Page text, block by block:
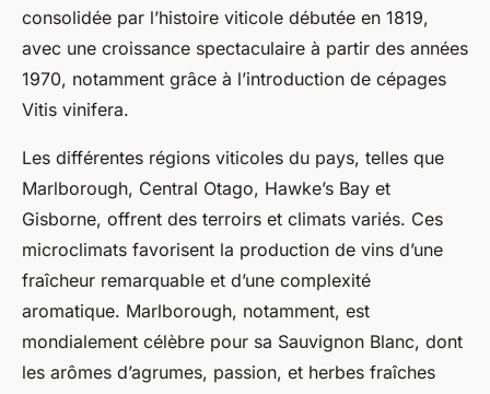
consolidée par l’histoire viticole débutée en 1819,
avec une croissance spectaculaire à partir des années
1970, notamment grâce à l’introduction de cépages
Vitis vinifera.
Les différentes régions viticoles du pays, telles que
Marlborough, Central Otago, Hawke’s Bay et
Gisborne, offrent des terroirs et climats variés. Ces
microclimats favorisent la production de vins d’une
fraîcheur remarquable et d’une complexité
aromatique. Marlborough, notamment, est
mondialement célèbre pour sa Sauvignon Blanc, dont
les arômes d’agrumes, passion, et herbes fraîches